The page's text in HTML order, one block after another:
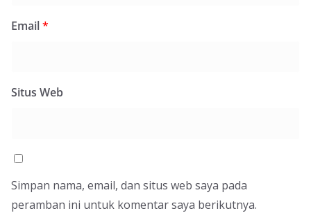
Email*
Situs Web
Simpan nama, email, dan situs web saya pada
peramban ini untuk komentar saya berikutnya.